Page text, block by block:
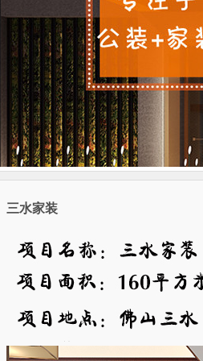
三水家装